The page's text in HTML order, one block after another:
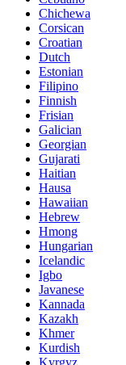
Chichewa
Corsican
Croatian
Dutch
Estonian
Filipino
Finnish
Frisian
Galician
Georgian
Gujarati
Haitian
Hausa
Hawaiian
Hebrew
Hmong
Hungarian
Icelandic
Igbo
Javanese
Kannada
Kazakh
Khmer
Kurdish
Kyrgyz